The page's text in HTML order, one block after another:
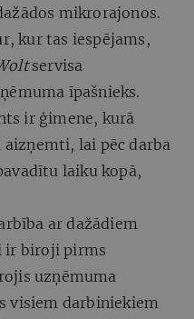
mikrorajonos.
kur tas iespējams,
servisa
īpašnieks.
ir ģimene, kurā
lai pēc darba
laiku kopā,
ar dažādiem
ir biroji pirms
uzņēmuma
visiem darbiniekiem